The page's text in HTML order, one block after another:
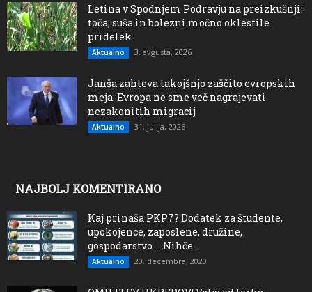
Letina v Spodnjem Podravju na preizkušnji:
toča, suša in bolezni močno oklestile
pridelek
Aktualno 3. avgusta, 2026
Janša zahteva takojšnjo zaščito evropskih
meja: Evropa ne sme več nagrajevati
nezakonitih migracij
Aktualno 31. julija, 2026
NAJBOLJ KOMENTIRANO
Kaj prinaša PKP7? Dodatek za študente,
upokojence, zaposlene, družine,
gospodarstvo…. Nihče...
Aktualno 20. decembra, 2020